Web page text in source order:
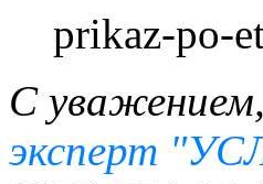
prikaz-po-
С
эксперт